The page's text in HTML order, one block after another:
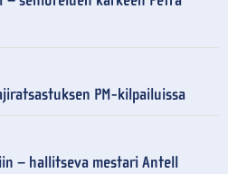
PM-kilpailuissa
– hallitseva mestari Antell